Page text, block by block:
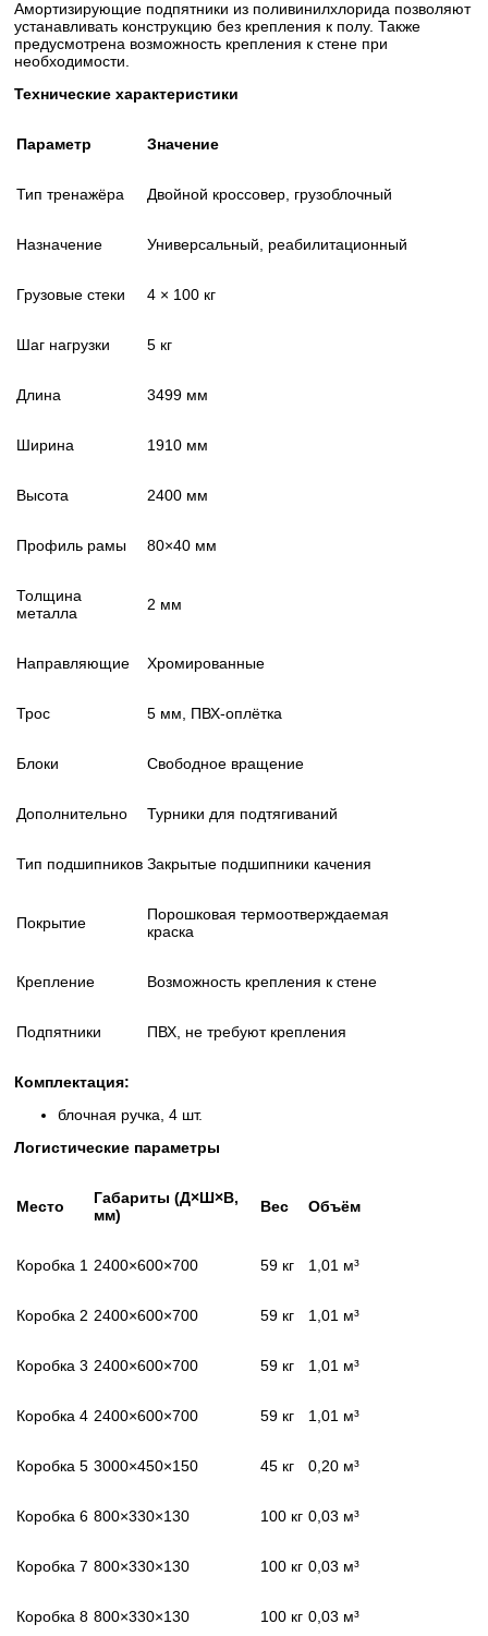
Амортизирующие подпятники из поливинилхлорида позволяют
устанавливать конструкцию без крепления к полу. Также
предусмотрена возможность крепления к стене при
необходимости.
Технические характеристики
Параметр Значение
Тип тренажёра Двойной кроссовер, грузоблочный
Назначение Универсальный, реабилитационный
Грузовые стеки 4 × 100 кг
Шаг нагрузки 5 кг
Длина 3499 мм
Ширина 1910 мм
Высота 2400 мм
Профиль рамы 80×40 мм
Толщина
металла
2 мм
Направляющие Хромированные
Трос 5 мм, ПВХ-оплётка
Блоки Свободное вращение
Дополнительно Турники для подтягиваний
Тип подшипников Закрытые подшипники качения
Покрытие
Порошковая термоотверждаемая
краска
Крепление Возможность крепления к стене
Подпятники ПВХ, не требуют крепления
Комплектация:
блочная ручка, 4 шт.
Логистические параметры
Место
Габариты (Д×Ш×В,
мм)
Вес Объём
Коробка 1 2400×600×700 59 кг 1,01 м³
Коробка 2 2400×600×700 59 кг 1,01 м³
Коробка 3 2400×600×700 59 кг 1,01 м³
Коробка 4 2400×600×700 59 кг 1,01 м³
Коробка 5 3000×450×150 45 кг 0,20 м³
Коробка 6 800×330×130 100 кг 0,03 м³
Коробка 7 800×330×130 100 кг 0,03 м³
Коробка 8 800×330×130 100 кг 0,03 м³